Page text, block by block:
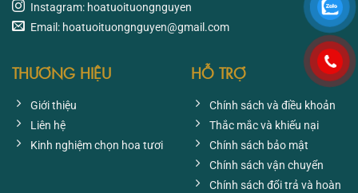
Instagram: hoatuoituongnguyen
Email: hoatuoituongnguyen@gmail.com
THƯƠNG HIỆU
Giới thiệu
Liên hệ
Kinh nghiệm chọn hoa tươi
HỖ TRỢ
Chính sách và điều khoản
Thắc mắc và khiếu nại
Chính sách bảo mật
Chính sách vận chuyển
Chính sách đổi trả và hoàn